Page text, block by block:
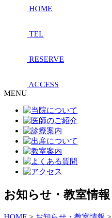
HOME
TEL
RESERVE
ACCESS
MENU
お知らせ・教室情報